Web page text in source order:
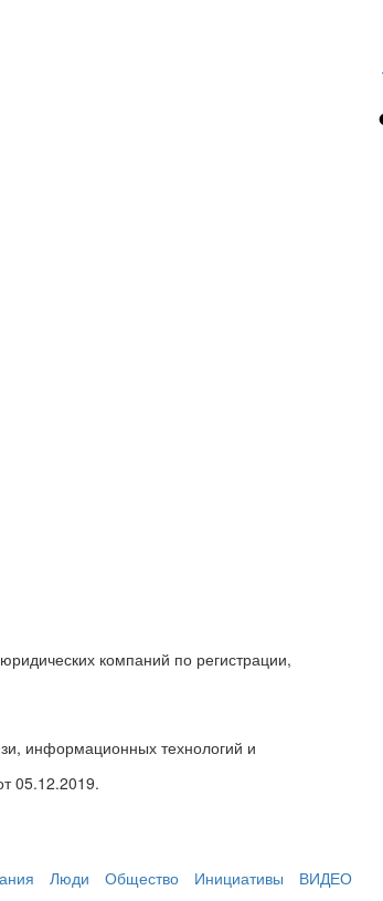
компаний по регистрации,
информационных технологий и
05.12.2019.
Люди Общество Инициативы ВИДЕО